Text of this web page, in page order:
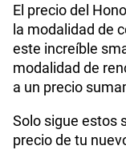
El precio del
la modalidad de
este increíble
modalidad de
a un precio
Solo sigue estos
precio de tu